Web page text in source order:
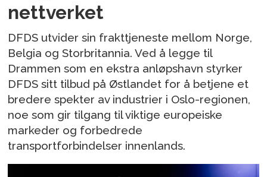
nettverket
DFDS utvider sin frakttjeneste mellom Norge,
Belgia og Storbritannia. Ved å legge til
Drammen som en ekstra anløpshavn styrker
DFDS sitt tilbud på Østlandet for å betjene et
bredere spekter av industrier i Oslo-regionen,
noe som gir tilgang til viktige europeiske
markeder og forbedrede
transportforbindelser innenlands.